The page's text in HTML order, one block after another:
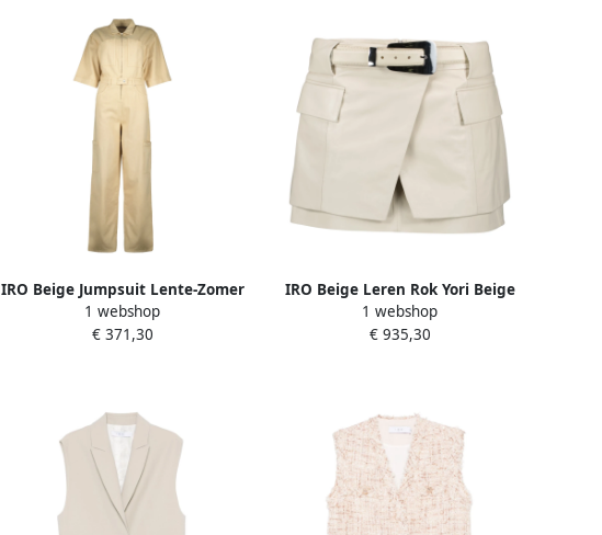
IRO Beige Jumpsuit Lente-Zomer
2025 Collectie Beige Dames
1 webshop
€ 371,30
IRO Beige Leren Rok Yori Beige
Dames
1 webshop
€ 935,30